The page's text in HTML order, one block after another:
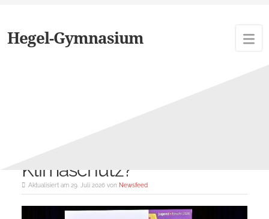
Hegel-Gymnasium
Klimaschutz?
Aktualisiert am 29. Juli 2026 von Newsfeed